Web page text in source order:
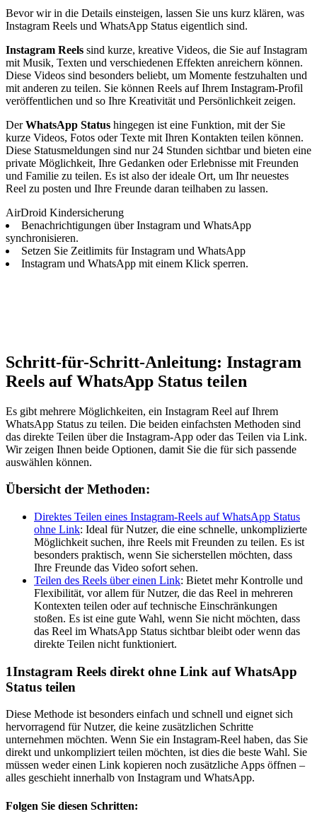
Bevor wir in die Details einsteigen, lassen Sie uns kurz klären, was
Instagram Reels und WhatsApp Status eigentlich sind.
Instagram Reels sind kurze, kreative Videos, die Sie auf Instagram
mit Musik, Texten und verschiedenen Effekten anreichern können.
Diese Videos sind besonders beliebt, um Momente festzuhalten und
mit anderen zu teilen. Sie können Reels auf Ihrem Instagram-Profil
veröffentlichen und so Ihre Kreativität und Persönlichkeit zeigen.
DerWhatsApp Status hingegen ist eine Funktion, mit der Sie
kurze Videos, Fotos oder Texte mit Ihren Kontakten teilen können.
Diese Statusmeldungen sind nur 24 Stunden sichtbar und bieten eine
private Möglichkeit, Ihre Gedanken oder Erlebnisse mit Freunden
und Familie zu teilen. Es ist also der ideale Ort, um Ihr neuestes
Reel zu posten und Ihre Freunde daran teilhaben zu lassen.
AirDroid Kindersicherung
Benachrichtigungen über Instagram und WhatsApp
synchronisieren.
Setzen Sie Zeitlimits für Instagram und WhatsApp
Instagram und WhatsApp mit einem Klick sperren.
Schritt-für-Schritt-Anleitung: Instagram
Reels auf WhatsApp Status teilen
Es gibt mehrere Möglichkeiten, ein Instagram Reel auf Ihrem
WhatsApp Status zu teilen. Die beiden einfachsten Methoden sind
das direkte Teilen über die Instagram-App oder das Teilen via Link.
Wir zeigen Ihnen beide Optionen, damit Sie die für sich passende
auswählen können.
Übersicht der Methoden:
Direktes Teilen eines Instagram-Reels auf WhatsApp Status
ohne Link: Ideal für Nutzer, die eine schnelle, unkomplizierte
Möglichkeit suchen, ihre Reels mit Freunden zu teilen. Es ist
besonders praktisch, wenn Sie sicherstellen möchten, dass
Ihre Freunde das Video sofort sehen.
Teilen des Reels über einen Link: Bietet mehr Kontrolle und
Flexibilität, vor allem für Nutzer, die das Reel in mehreren
Kontexten teilen oder auf technische Einschränkungen
stoßen. Es ist eine gute Wahl, wenn Sie nicht möchten, dass
das Reel im WhatsApp Status sichtbar bleibt oder wenn das
direkte Teilen nicht funktioniert.
1Instagram Reels direkt ohne Link auf WhatsApp
Status teilen
Diese Methode ist besonders einfach und schnell und eignet sich
hervorragend für Nutzer, die keine zusätzlichen Schritte
unternehmen möchten. Wenn Sie ein Instagram-Reel haben, das Sie
direkt und unkompliziert teilen möchten, ist dies die beste Wahl. Sie
müssen weder einen Link kopieren noch zusätzliche Apps öffnen –
alles geschieht innerhalb von Instagram und WhatsApp.
Folgen Sie diesen Schritten: